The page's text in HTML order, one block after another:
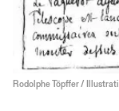
Rodolphe Töpffer /